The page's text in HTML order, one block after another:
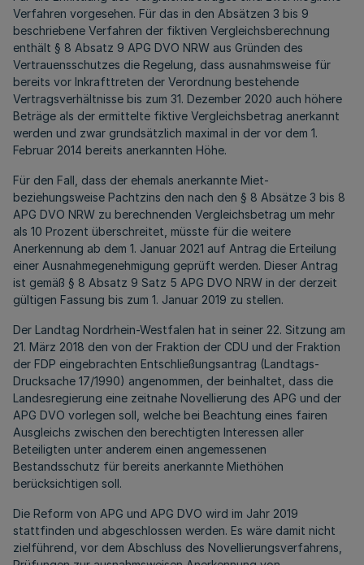
Verfahren vorgesehen. Für das in den Absätzen 3 bis 9
beschriebene Verfahren der fiktiven Vergleichsberechnung
enthält § 8 Absatz 9 APG DVO NRW aus Gründen des
Vertrauensschutzes die Regelung, dass ausnahmsweise für
bereits vor Inkrafttreten der Verordnung bestehende
Vertragsverhältnisse bis zum 31. Dezember 2020 auch höhere
Beträge als der ermittelte fiktive Vergleichsbetrag anerkannt
werden und zwar grundsätzlich maximal in der vor dem 1.
Februar 2014 bereits anerkannten Höhe.
Für den Fall, dass der ehemals anerkannte Miet-
beziehungsweise Pachtzins den nach den § 8 Absätze 3 bis 8
APG DVO NRW zu berechnenden Vergleichsbetrag um mehr
als 10 Prozent überschreitet, müsste für die weitere
Anerkennung ab dem 1. Januar 2021 auf Antrag die Erteilung
einer Ausnahmegenehmigung geprüft werden. Dieser Antrag
ist gemäß § 8 Absatz 9 Satz 5 APG DVO NRW in der derzeit
gültigen Fassung bis zum 1. Januar 2019 zu stellen.
Der Landtag Nordrhein-Westfalen hat in seiner 22. Sitzung am
21. März 2018 den von der Fraktion der CDU und der Fraktion
der FDP eingebrachten Entschließungsantrag (Landtags-
Drucksache 17/1990) angenommen, der beinhaltet, dass die
Landesregierung eine zeitnahe Novellierung des APG und der
APG DVO vorlegen soll, welche bei Beachtung eines fairen
Ausgleichs zwischen den berechtigten Interessen aller
Beteiligten unter anderem einen angemessenen
Bestandsschutz für bereits anerkannte Miethöhen
berücksichtigen soll.
Die Reform von APG und APG DVO wird im Jahr 2019
stattfinden und abgeschlossen werden. Es wäre damit nicht
zielführend, vor dem Abschluss des Novellierungsverfahrens,